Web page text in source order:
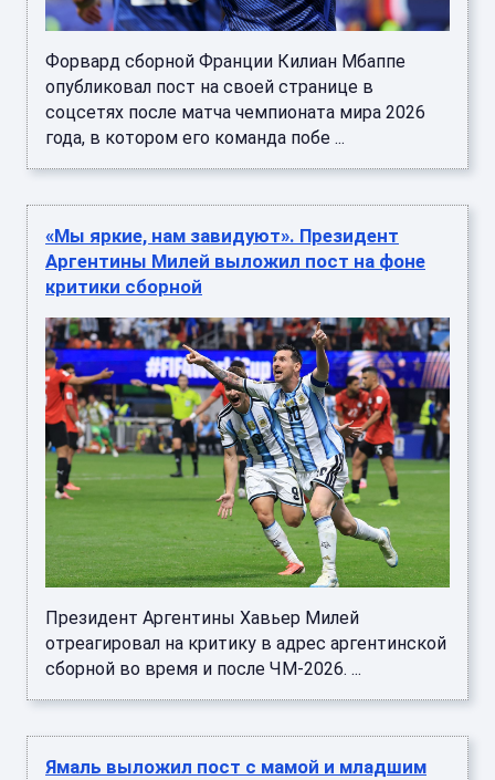
Форвард сборной Франции Килиан Мбаппе
опубликовал пост на своей странице в
соцсетях после матча чемпионата мира 2026
года, в котором его команда побе ...
«Мы яркие, нам завидуют». Президент
Аргентины Милей выложил пост на фоне
критики сборной
Президент Аргентины Хавьер Милей
отреагировал на критику в адрес аргентинской
сборной во время и после ЧМ-2026. ...
Ямаль выложил пост с мамой и младшим